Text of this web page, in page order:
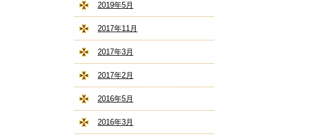
2019年5月
2017年11月
2017年3月
2017年2月
2016年5月
2016年3月